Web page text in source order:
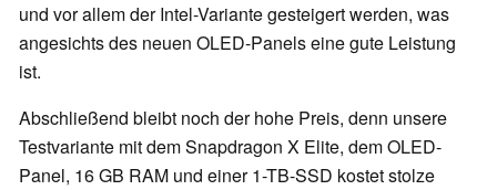
und vor allem der Intel-Variante gesteigert werden, was
angesichts des neuen OLED-Panels eine gute Leistung
ist.
Abschließend bleibt noch der hohe Preis, denn unsere
Testvariante mit dem Snapdragon X Elite, dem OLED-
Panel, 16 GB RAM und einer 1-TB-SSD kostet stolze